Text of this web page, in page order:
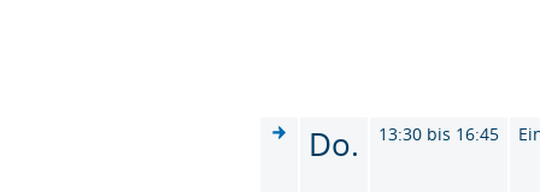
Do. 13:30 bis 16:45